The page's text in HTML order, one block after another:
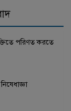
পরিণত করতে